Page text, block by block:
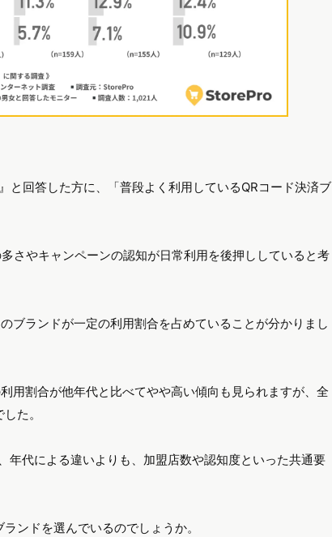
と回答した方に、「普段よく利用しているQRコード決済ブ
さやキャンペーンの認知が日常利用を後押ししていると考
ブランドが一定の利用割合を占めていることが分かりまし
用割合が他年代と比べてやや高い傾向も見られますが、全
た。
年代による違いよりも、加盟店数や認知度といった共通要
ンドを選んでいるのでしょうか。